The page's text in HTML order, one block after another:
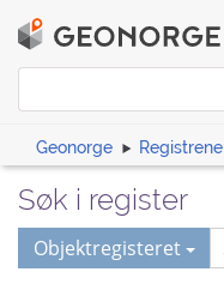
Geonorge Registrene
Søk i register
Objektregisteret